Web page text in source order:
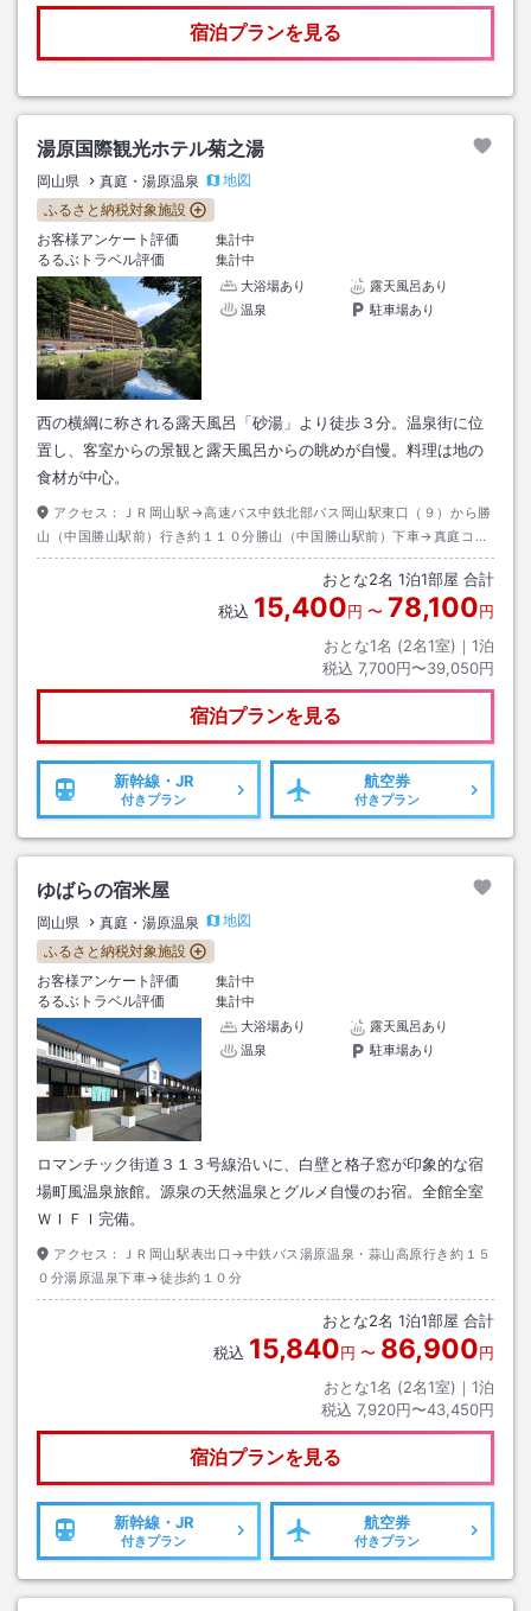
宿泊プランを見る
湯原国際観光ホテル菊之湯
岡山県 真庭・湯原温泉
地図
ふるさと納税対象施設
お客様アンケート評価
集計中
るるぶトラベル評価
集計中
大浴場あり
露天風呂あり
温泉
駐車場あり
西の横綱に称される露天風呂「砂湯」より徒歩３分。温泉街に位
置し、客室からの景観と露天風呂からの眺めが自慢。料理は地の
食材が中心。
アクセス：
ＪＲ岡山駅→高速バス中鉄北部バス岡山駅東口（９）から勝
山（中国勝山駅前）行き約１１０分勝山（中国勝山駅前）下車→真庭コミ
ュニティバス勝山から蒜山方面行き約８０分湯原温泉下車→徒歩約５分
おとな2名 1泊1部屋 合計
税込 15,400円 〜 78,100円
おとな1名 (2名1室)｜ 1泊
税込 7,700円〜39,050円
宿泊プランを見る
新幹線・JR
付きプラン
航空券
付きプラン
ゆばらの宿米屋
岡山県 真庭・湯原温泉
地図
ふるさと納税対象施設
お客様アンケート評価
集計中
るるぶトラベル評価
集計中
大浴場あり
露天風呂あり
温泉
駐車場あり
ロマンチック街道３１３号線沿いに、白壁と格子窓が印象的な宿
場町風温泉旅館。源泉の天然温泉とグルメ自慢のお宿。全館全室
ＷＩＦＩ完備。
アクセス：
ＪＲ岡山駅表出口→中鉄バス湯原温泉・蒜山高原行き約１５
０分湯原温泉下車→徒歩約１０分
おとな2名 1泊1部屋 合計
税込 15,840円 〜 86,900円
おとな1名 (2名1室)｜ 1泊
税込 7,920円〜43,450円
宿泊プランを見る
新幹線・JR
付きプラン
航空券
付きプラン